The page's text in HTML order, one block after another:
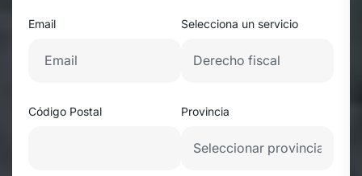
Email Selecciona un servicio
Código Postal Provincia